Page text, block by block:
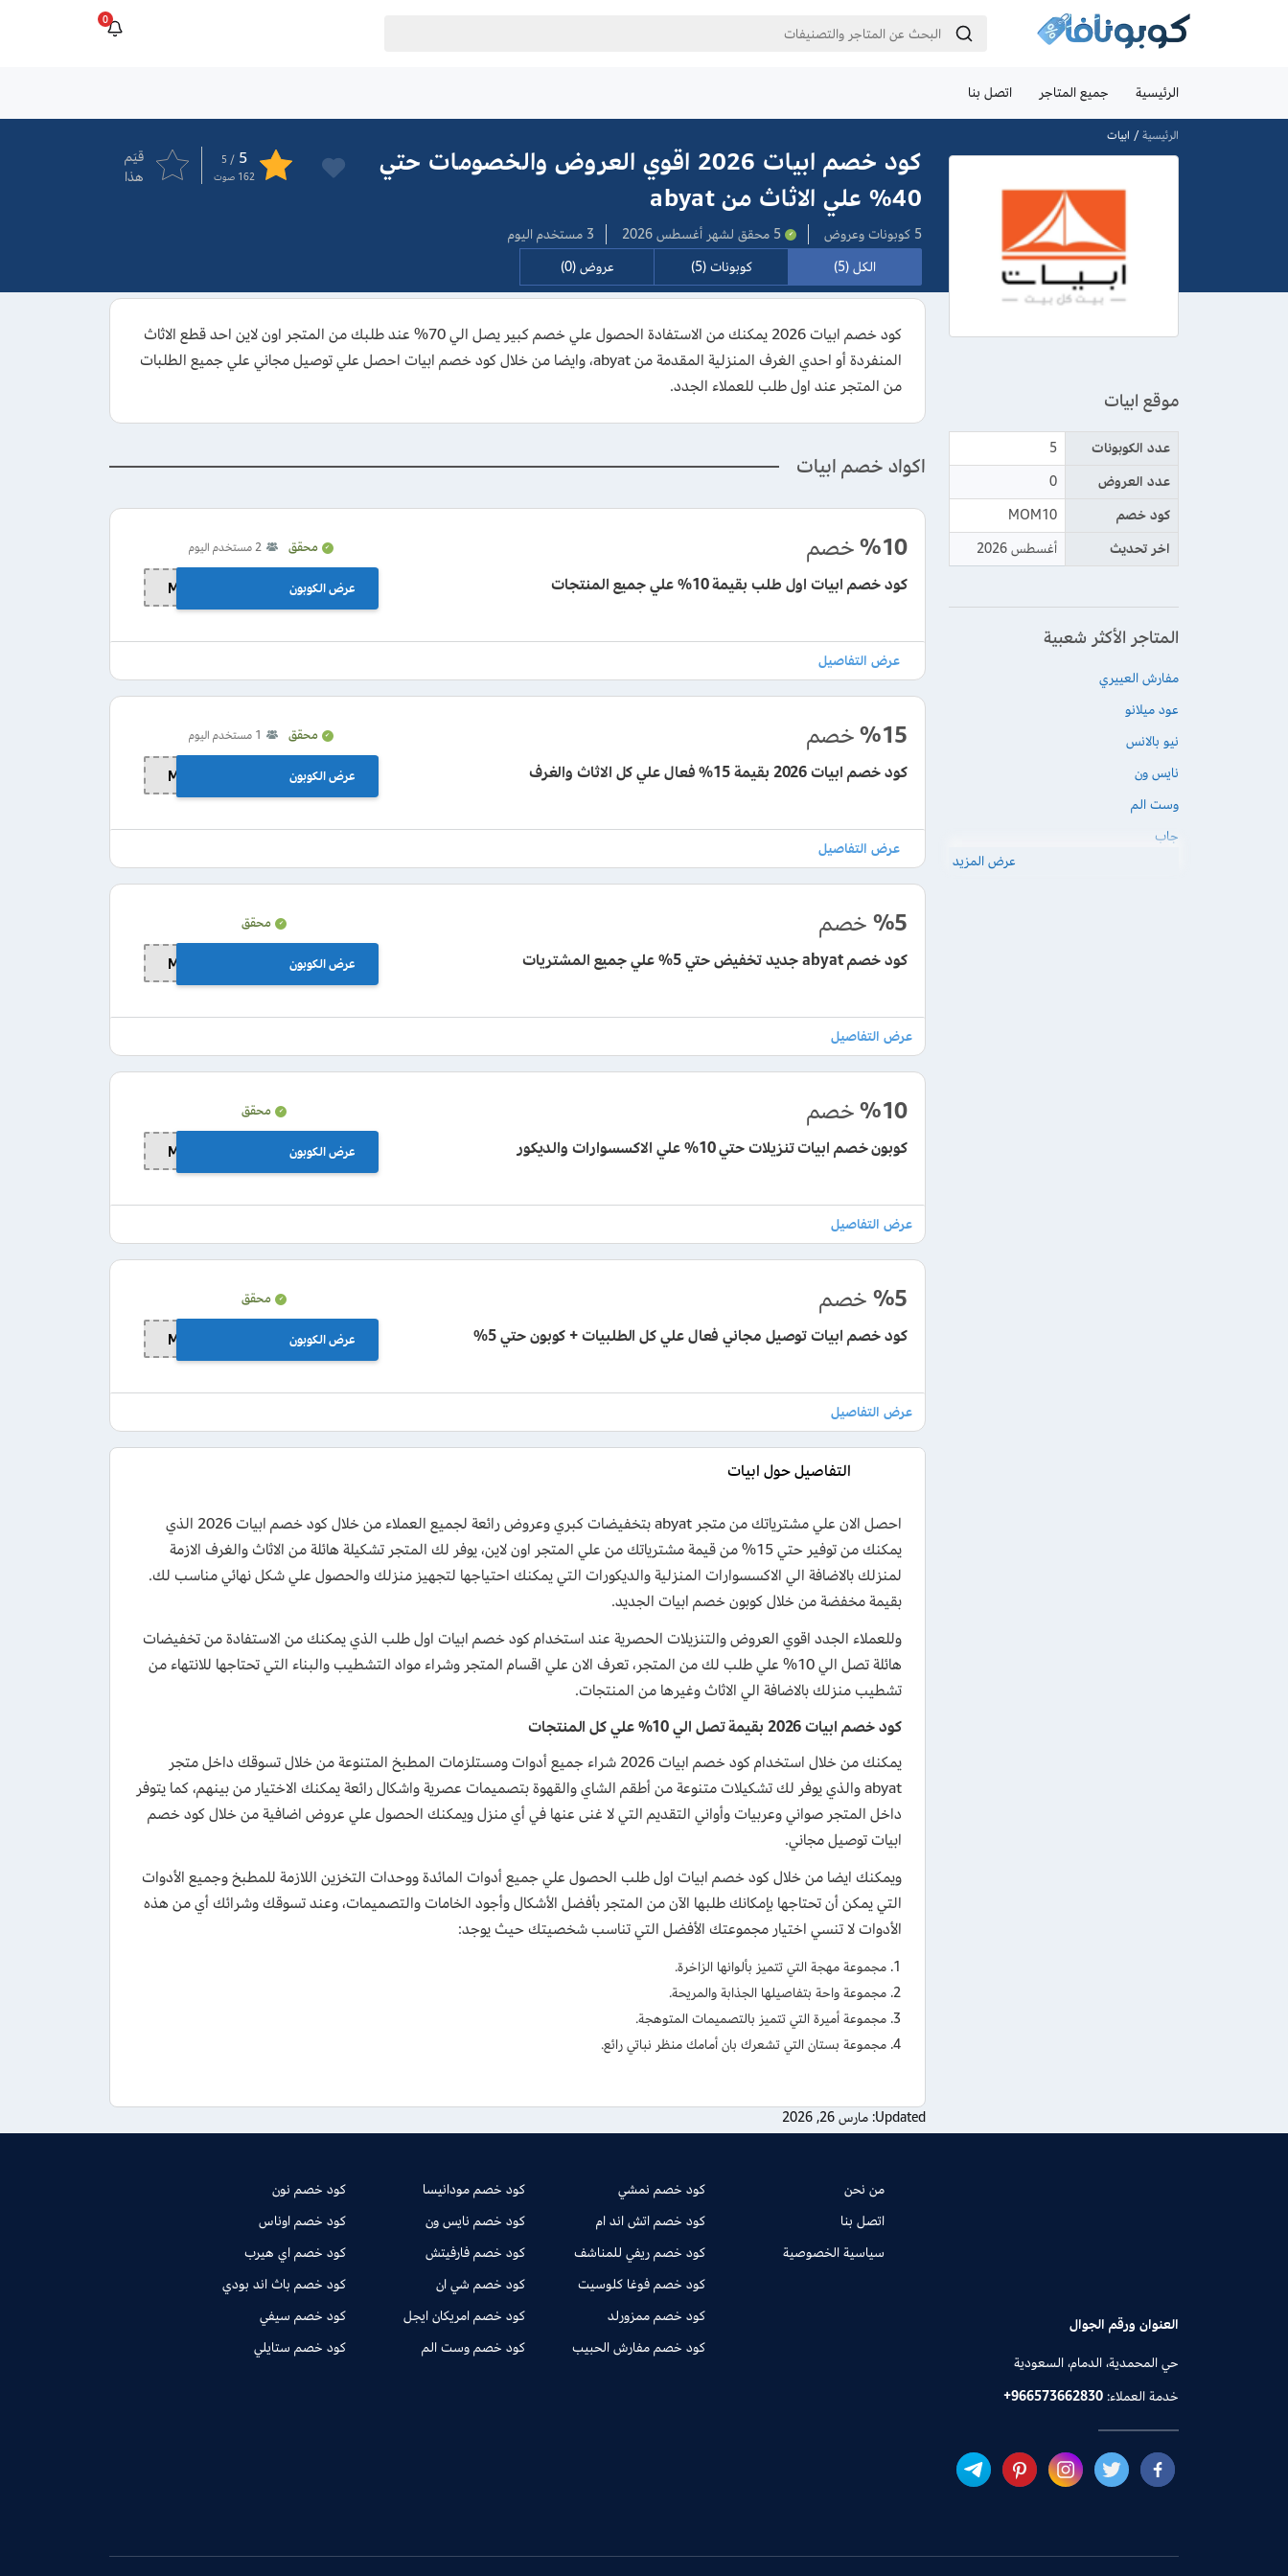
0
الرئيسية جميع المتاجر اتصل بنا
الرئيسية ابيات
كود خصم ابيات 2026 اقوي العروض والخصومات حتي
40% علي الاثاث من abyat
5 كوبونات وعروض 5 محقق لشهر أغسطس 2026 3 مستخدم اليوم
5
/ 5
162 صوت
قيَم
هذا
الكل (5) كوبونات (5) عروض (0)
كود خصم ابيات 2026 يمكنك من الاستفادة الحصول علي خصم كبير يصل الي 70% عند طلبك من المتجر اون لاين احد قطع الاثاث
المنفردة أو احدي الغرف المنزلية المقدمة من abyat، وايضا من خلال كود خصم ابيات احصل علي توصيل مجاني علي جميع الطلبات
من المتجر عند اول طلب للعملاء الجدد.
اكواد خصم ابيات
%10خصم
كود خصم ابيات اول طلب بقيمة 10% علي جميع المنتجات
محقق 2مستخدم اليوم
MOM10 عرض الكوبون
%15خصم
كود خصم ابيات 2026 بقيمة 15% فعال علي كل الاثاث والغرف
محقق 1 مستخدم اليوم
MOM10 عرض الكوبون
%5خصم
كود خصم abyat جديد تخفيض حتي 5% علي جميع المشتريات
محقق
MOM10 عرض الكوبون
%10خصم
كوبون خصم ابيات تنزيلات حتي 10% علي الاكسسوارات والديكور
محقق
MOM10 عرض الكوبون
%5خصم
كود خصم ابيات توصيل مجاني فعال علي كل الطلبيات + كوبون حتي 5%
محقق
MOM10 عرض الكوبون
التفاصيل حول ابيات
احصل الان علي مشترياتك من متجر abyat بتخفيضات كبري وعروض رائعة لجميع العملاء من خلال كود خصم ابيات 2026 الذي
يمكنك من توفير حتي 15% من قيمة مشترياتك من علي المتجر اون لاين، يوفر لك المتجر تشكيلة هائلة من الاثاث والغرف الازمة
لمنزلك بالاضافة الي الاكسسوارات المنزلية والديكورات التي يمكنك احتياجها لتجهيز منزلك والحصول علي شكل نهائي مناسب لك.
بقيمة مخفضة من خلال كوبون خصم ابيات الجديد.
وللعملاء الجدد اقوي العروض والتنزيلات الحصرية عند استخدام كود خصم ابيات اول طلب الذي يمكنك من الاستفادة من تخفيضات
هائلة تصل الي 10% علي طلب لك من المتجر، تعرف الان علي اقسام المتجر وشراء مواد التشطيب والبناء التي تحتاجها للانتهاء من
تشطيب منزلك بالاضافة الي الاثاث وغيرها من المنتجات.
كود خصم ابيات 2026 بقيمة تصل الي 10% علي كل المنتجات
يمكنك من خلال استخدام كود خصم ابيات 2026 شراء جميع أدوات ومستلزمات المطبخ المتنوعة من خلال تسوقك داخل متجر
abyat والذي يوفر لك تشكيلات متنوعة من أطقم الشاي والقهوة بتصميمات عصرية واشكال رائعة يمكنك الاختيار من بينهم، كما يتوفر
داخل المتجر صواني وعربيات وأواني التقديم التي لا غنى عنها في أي منزل ويمكنك الحصول علي عروض اضافية من خلال كود خصم
ابيات توصيل مجاني.
ويمكنك ايضا من خلال كود خصم ابيات اول طلب الحصول علي جميع أدوات المائدة ووحدات التخزين اللازمة للمطبخ وجميع الأدوات
التي يمكن أن تحتاجها بإمكانك طلبها الآن من المتجر بأفضل الأشكال وأجود الخامات والتصميمات، وعند تسوقك وشرائك أي من هذه
الأدوات لا تنسي اختيار مجموعتك الأفضل التي تناسب شخصيتك حيث يوجد:
مجموعة مهجة التي تتميز بألوانها الزاخرة.
مجموعة واحة بتفاصيلها الجذابة والمريحة.
مجموعة أميرة التي تتميز بالتصميمات المتوهجة.
مجموعة بستان التي تشعرك بان أمامك منظر نباتي رائع.
Updated: مارس 26, 2026
موقع ابيات
عدد الكوبونات
5
عدد العروض
0
كود خصم
MOM10
اخر تحديث
أغسطس 2026
المتاجر الأكثر شعبية
مفارش العييري
عود ميلانو
نيو بالانس
نايس ون
وست الم
جاب
عرض المزيد
العنوان ورقم الجوال
حي المحمدية، الدمام، السعودية
خدمة العملاء:+966573662830
من نحن
اتصل بنا
سياسية الخصوصية
كود خصم نمشي
كود خصم اتش اند ام
كود خصم ريفي للمناشف
كود خصم فوغا كلوسيت
كود خصم ممزورلد
كود خصم مفارش الحبيب
كود خصم مودانيسا
كود خصم نايس ون
كود خصم فارفيتش
كود خصم شي ان
كود خصم امريكان ايجل
كود خصم وست الم
كود خصم نون
كود خصم اوناس
كود خصم اي هيرب
كود خصم باث اند بودي
كود خصم سيفي
كود خصم ستايلي